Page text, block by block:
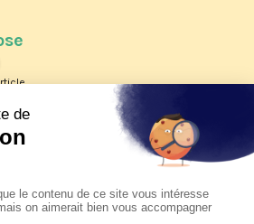
Les reportages d'été 2026 de KTO
La visite pastorale du pape Léon
à Assise à suivre sur KTO le
6 août